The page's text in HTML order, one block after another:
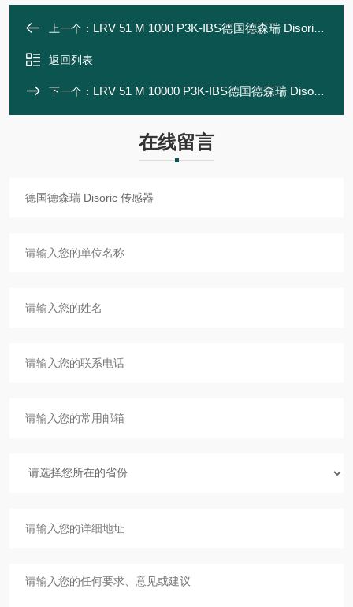
上一个： LRV 51 M 1000 P3K-IBS德国德森瑞 Disoric 传感器
返回列表
下一个： LRV 51 M 10000 P3K-IBS德国德森瑞 Disoric 传感器
在线留言